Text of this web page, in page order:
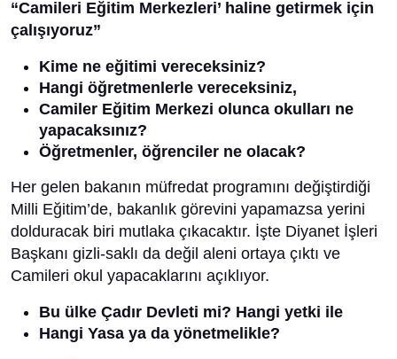
“Camileri Eğitim Merkezleri’ haline getirmek için
çalışıyoruz”
Kime ne eğitimi vereceksiniz?
Hangi öğretmenlerle vereceksiniz,
Camiler Eğitim Merkezi olunca okulları ne
yapacaksınız?
Öğretmenler, öğrenciler ne olacak?
Her gelen bakanın müfredat programını değiştirdiği
Milli Eğitim’de, bakanlık görevini yapamazsa yerini
dolduracak biri mutlaka çıkacaktır. İşte Diyanet İşleri
Başkanı gizli-saklı da değil aleni ortaya çıktı ve
Camileri okul yapacaklarını açıklıyor.
Bu ülke Çadır Devleti mi? Hangi yetki ile
Hangi Yasa ya da yönetmelikle?